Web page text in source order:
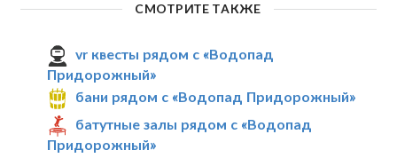
СМОТРИТЕ ТАКЖЕ
vr квесты рядом с «Водопад
Придорожный»
бани рядом с «Водопад Придорожный»
батутные залы рядом с «Водопад
Придорожный»